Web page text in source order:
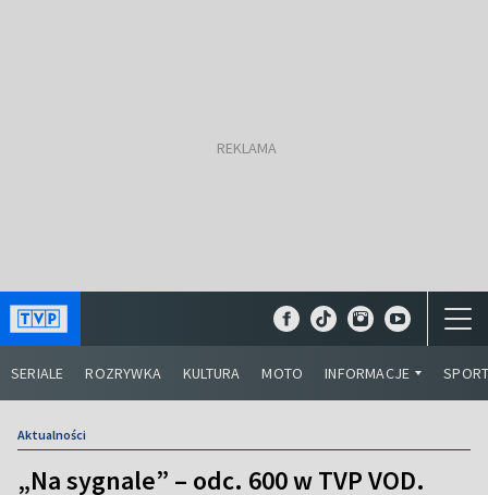
SERIALE ROZRYWKA KULTURA MOTO INFORMACJE
Aktualności
„Na sygnale” – odc. 600 w TVP VOD.